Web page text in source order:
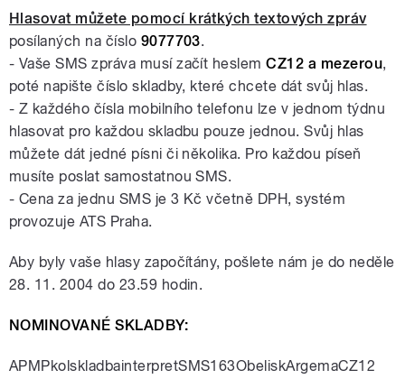
Hlasovat můžete pomocí krátkých textových zpráv
posílaných na číslo 9077703.
- Vaše SMS zpráva musí začít heslemCZ12 a mezerou,
poté napište číslo skladby, které chcete dát svůj hlas.
- Z každého čísla mobilního telefonu lze v jednom týdnu
hlasovat pro každou skladbu pouze jednou. Svůj hlas
můžete dát jedné písni či několika. Pro každou píseň
musíte poslat samostatnou SMS.
- Cena za jednu SMS je 3 Kč včetně DPH, systém
provozuje ATS Praha.
Aby byly vaše hlasy započítány, pošlete nám je do neděle
28. 11. 2004 do 23.59 hodin.
NOMINOVANÉ SKLADBY:
APMPkolskladbainterpretSMS163ObeliskArgemaCZ12